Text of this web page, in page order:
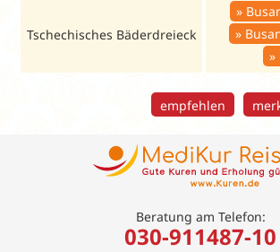
Tschechisches Bäderdreieck
empfehlen
Beratung am Telefon:
030-911487-10